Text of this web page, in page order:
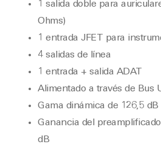
1 salida doble para
Ohms)
1 entrada JFET para
4 salidas de línea
1 entrada + salida ADAT
Alimentado a través de Bus
Gama dinámica de 126,5 dB
Ganancia del
dB